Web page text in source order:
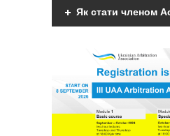
Як стати членом
дієздатні особи,
юридичну освіту, є
міжнародного
чи мають
практики
арбітражу та
завдання